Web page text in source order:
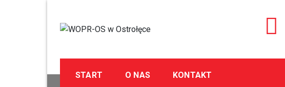
content
START O NAS KONTAKT